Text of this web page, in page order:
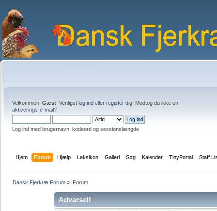
Velkommen, Gæst . Venligst log ind eller registér dig. Modtog du ikke en
aktiverings-e-mail?
Log ind med brugernavn, kodeord og sessionslængde
Hjem Forum Hjælp Leksikon Galleri Søg Kalender TinyPortal Staff
Dansk Fjerkræ Forum » Forum
Advarsel!